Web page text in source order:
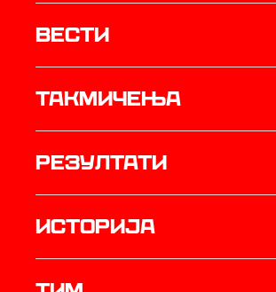
Вести
Такмичења
резултати
историја